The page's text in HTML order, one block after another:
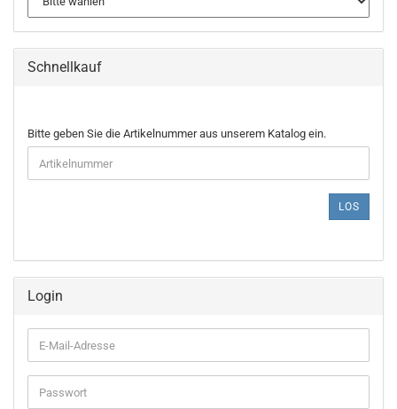
Schnellkauf
BITTE
GEBEN
SIE
DIE
EIN.
Bitte geben Sie die Artikelnummer aus unserem Katalog ein.
LOS
Login
E-
Mail-
Adresse
Passwort